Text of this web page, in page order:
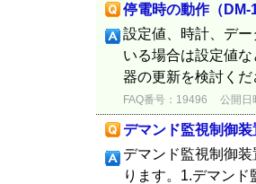
停電時の動作（
設定値、時計、デ
いる場合は設定値
器の更新を検討く
FAQ番号：19496 公開日
デマンド監視制御
デマンド監視制御
ります。1.デマン